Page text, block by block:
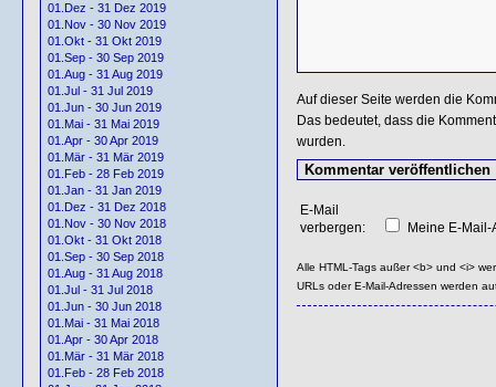
01.Dez - 31 Dez 2019
01.Nov - 30 Nov 2019
01.Okt - 31 Okt 2019
01.Sep - 30 Sep 2019
01.Aug - 31 Aug 2019
01.Jul - 31 Jul 2019
01.Jun - 30 Jun 2019
01.Mai - 31 Mai 2019
01.Apr - 30 Apr 2019
01.Mär - 31 Mär 2019
01.Feb - 28 Feb 2019
01.Jan - 31 Jan 2019
01.Dez - 31 Dez 2018
01.Nov - 30 Nov 2018
01.Okt - 31 Okt 2018
01.Sep - 30 Sep 2018
01.Aug - 31 Aug 2018
01.Jul - 31 Jul 2018
01.Jun - 30 Jun 2018
01.Mai - 31 Mai 2018
01.Apr - 30 Apr 2018
01.Mär - 31 Mär 2018
01.Feb - 28 Feb 2018
Auf dieser Seite werden die
Das bedeutet, dass die
wurden.
E-Mail
verbergen:
Meine E-
Alle HTML-Tags außer <b> und <i>
URLs oder E-Mail-Adressen werden